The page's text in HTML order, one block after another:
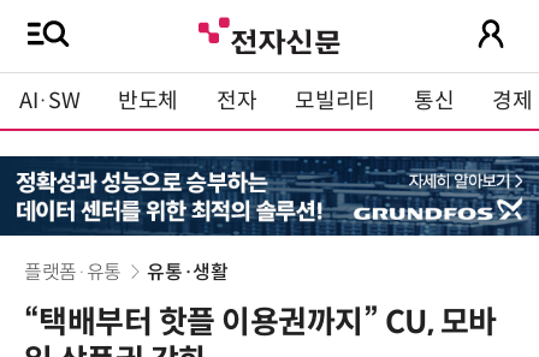
AI·SW 반도체 전자 모빌리티 통신 경제
플랫폼·유통 유통·생활
“택배부터 핫플 이용권까지” CU, 모바